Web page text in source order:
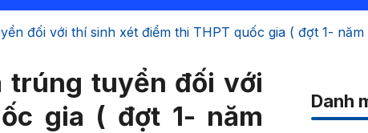
đối với thí sinh xét điểm thi THPT quốc gia ( đợt 1- năm
trúng tuyển đối với
gia ( đợt 1- năm
Danh